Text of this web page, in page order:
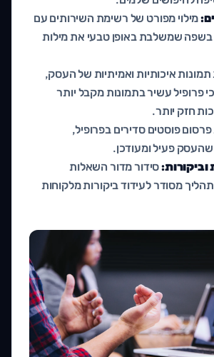
מילוי מפורט של רשימת השירותים עם
שמשלבת באופן טבעי את מילות
איכותיות ואמיתיות של העסק,
פרופיל עשיר בתמונות מקבל יותר
חזק יותר.
פוסטים סדירים בפרופיל,
פעיל ומעודכן.
סידור מדור השאלות
מסודר לעידוד ביקורות מלקוחות